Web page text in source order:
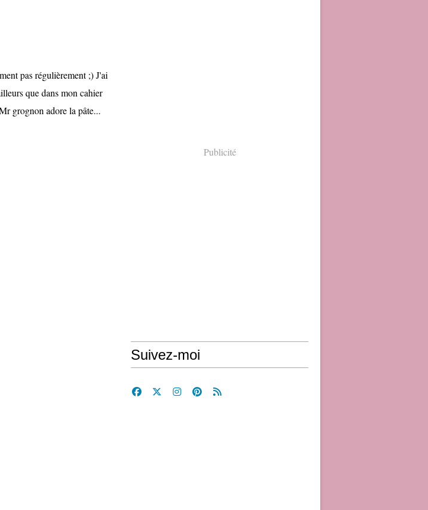
pas régulièrement ;) J'ai
que dans mon cahier
grognon adore la pâte...
Publicité
Suivez-moi